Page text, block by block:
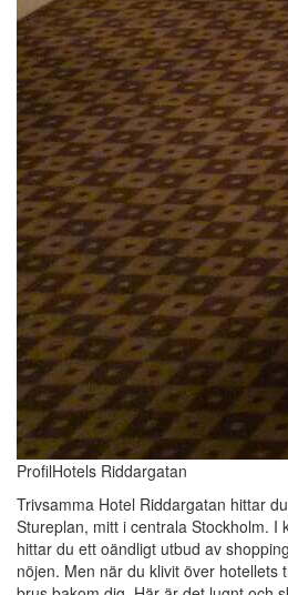
ProfilHotels Riddargatan
Trivsamma Hotel Riddargatan hittar
Stureplan, mitt i centrala Stockholm. I
hittar du ett oändligt utbud av
nöjen. Men när du klivit över hotellets